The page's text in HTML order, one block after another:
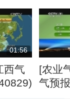
01:56
西气
[农业
气预